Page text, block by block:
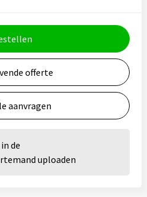
offerte
aanvragen
de
uploaden